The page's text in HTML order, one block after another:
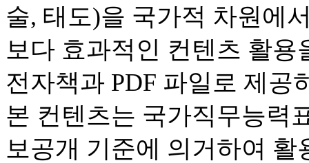
술, 태도)을 국가적 차원에
보다 효과적인 컨텐츠 활
전자책과 PDF 파일로 제공
본 컨텐츠는 국가직무능력
보공개 기준에 의거하여